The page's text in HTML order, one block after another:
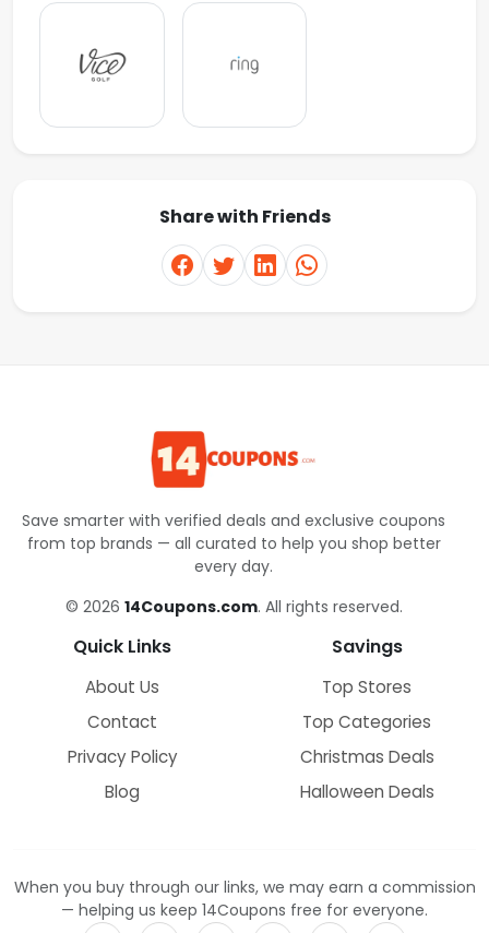
Share with Friends
Save smarter with verified deals and exclusive coupons
from top brands — all curated to help you shop better
every day.
© 2026 14Coupons.com. All rights reserved.
Quick Links
About Us
Contact
Privacy Policy
Blog
Savings
Top Stores
Top Categories
Christmas Deals
Halloween Deals
When you buy through our links, we may earn a commission
— helping us keep 14Coupons free for everyone.